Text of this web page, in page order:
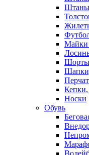
Майки
Кепки,
Носки
Обувь